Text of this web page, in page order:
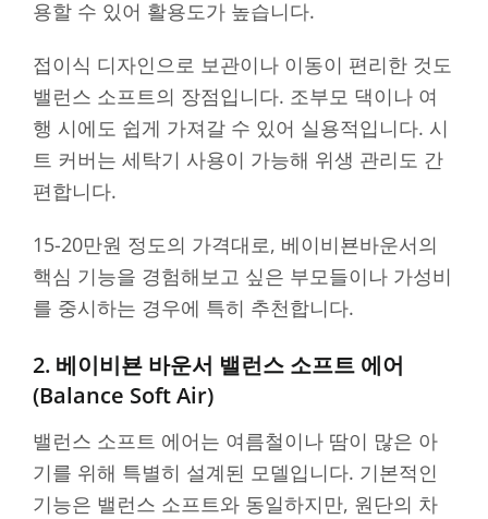
용할 수 있어 활용도가 높습니다.
접이식 디자인으로 보관이나 이동이 편리한 것도
밸런스 소프트의 장점입니다. 조부모 댁이나 여
행 시에도 쉽게 가져갈 수 있어 실용적입니다. 시
트 커버는 세탁기 사용이 가능해 위생 관리도 간
편합니다.
15-20만원 정도의 가격대로, 베이비뵨바운서의
핵심 기능을 경험해보고 싶은 부모들이나 가성비
를 중시하는 경우에 특히 추천합니다.
2. 베이비뵨 바운서 밸런스 소프트 에어
(Balance Soft Air)
밸런스 소프트 에어는 여름철이나 땀이 많은 아
기를 위해 특별히 설계된 모델입니다. 기본적인
기능은 밸런스 소프트와 동일하지만, 원단의 차